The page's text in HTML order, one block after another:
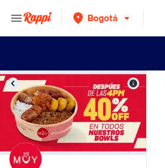
Bogotá